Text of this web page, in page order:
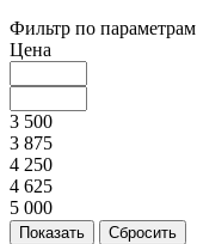
Фильтр по параметрам
Цена
3 500
3 875
4 250
4 625
5 000
Сбросить